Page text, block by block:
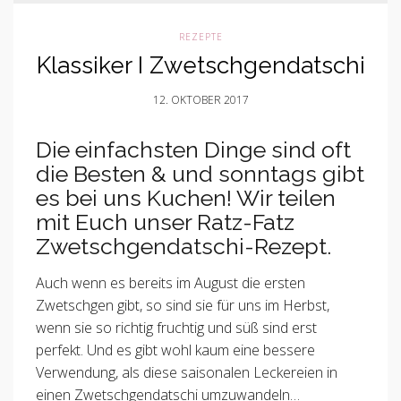
REZEPTE
Klassiker I Zwetschgendatschi
12. OKTOBER 2017
Die einfachsten Dinge sind oft
die Besten & und sonntags gibt
es bei uns Kuchen! Wir teilen
mit Euch unser Ratz-Fatz
Zwetschgendatschi-Rezept.
Auch wenn es bereits im August die ersten
Zwetschgen gibt, so sind sie für uns im Herbst,
wenn sie so richtig fruchtig und süß sind erst
perfekt. Und es gibt wohl kaum eine bessere
Verwendung, als diese saisonalen Leckereien in
einen Zwetschgendatschi umzuwandeln…